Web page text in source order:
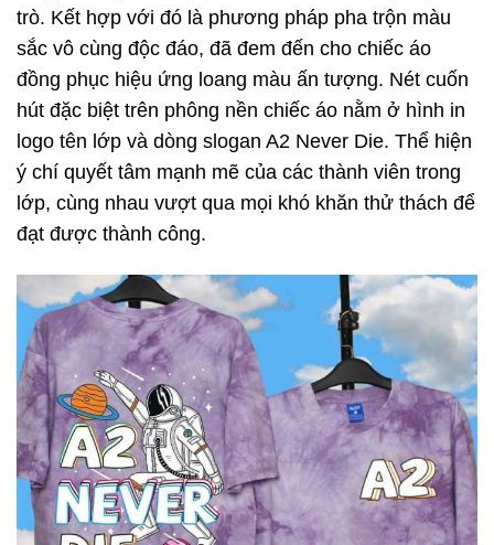
trò. Kết hợp với đó là phương pháp pha trộn màu
sắc vô cùng độc đáo, đã đem đến cho chiếc áo
đồng phục hiệu ứng loang màu ấn tượng. Nét cuốn
hút đặc biệt trên phông nền chiếc áo nằm ở hình in
logo tên lớp và dòng slogan A2 Never Die. Thể hiện
ý chí quyết tâm mạnh mẽ của các thành viên trong
lớp, cùng nhau vượt qua mọi khó khăn thử thách để
đạt được thành công.